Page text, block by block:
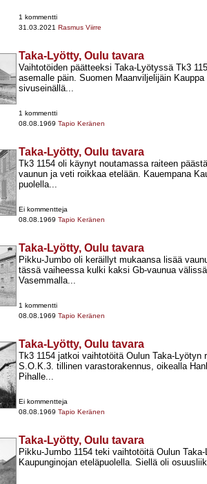
1 kommentti
31.03.2021 Rasmus Viirre
Taka-Lyötty, Oulu tavara
Vaihtotöiden päätteeksi Taka-​Lyötyssä Tk3
asemalle päin. Suomen Maanviljelijäin
sivuseinällä...
1 kommentti
08.08.1969 Tapio Keränen
Taka-Lyötty, Oulu tavara
Tk3 1154 oli käynyt noutamassa raiteen
vaunun ja veti roikkaa etelään. Kauempana
puolella...
Ei kommentteja
08.08.1969 Tapio Keränen
Taka-Lyötty, Oulu tavara
Pikku-​Jumbo oli keräillyt mukaansa lisää
tässä vaiheessa kulki kaksi Gb-​vaunua
Vasemmalla...
1 kommentti
08.08.1969 Tapio Keränen
Taka-Lyötty, Oulu tavara
Tk3 1154 jatkoi vaihtotöitä Oulun Taka-​Lyötyn
S.O.K.3. tillinen varastorakennus, oikealla
Pihalle...
Ei kommentteja
08.08.1969 Tapio Keränen
Taka-Lyötty, Oulu tavara
Pikku-​Jumbo 1154 teki vaihtotöitä Oulun
Kaupunginojan eteläpuolella. Siellä oli